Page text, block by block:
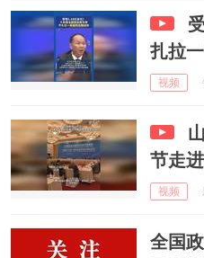
扎拉
视频
节走
视频
全国